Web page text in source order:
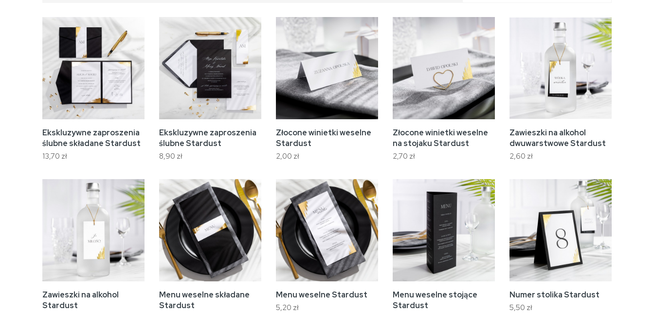
Ekskluzywne zaproszenia
ślubne składane Stardust
13,70 zł
Ekskluzywne zaproszenia
ślubne Stardust
8,90 zł
Złocone winietki weselne
Stardust
2,00 zł
Złocone winietki weselne
na stojaku Stardust
2,70 zł
Zawieszki na alkohol
dwuwarstwowe Stardust
2,60 zł
Zawieszki na alkohol
Stardust
Menu weselne składane
Stardust
Menu weselne Stardust
5,20 zł
Menu weselne stojące
Stardust
Numer stolika Stardust
5,50 zł